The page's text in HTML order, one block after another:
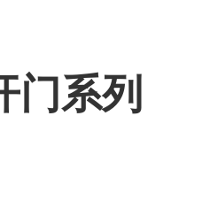
门系列